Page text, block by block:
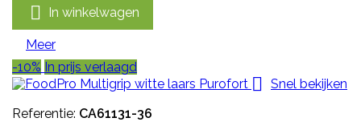
 In winkelwagen
Meer
-10% In prijs verlaagd

Snel bekijken
Referentie: CA61131-36